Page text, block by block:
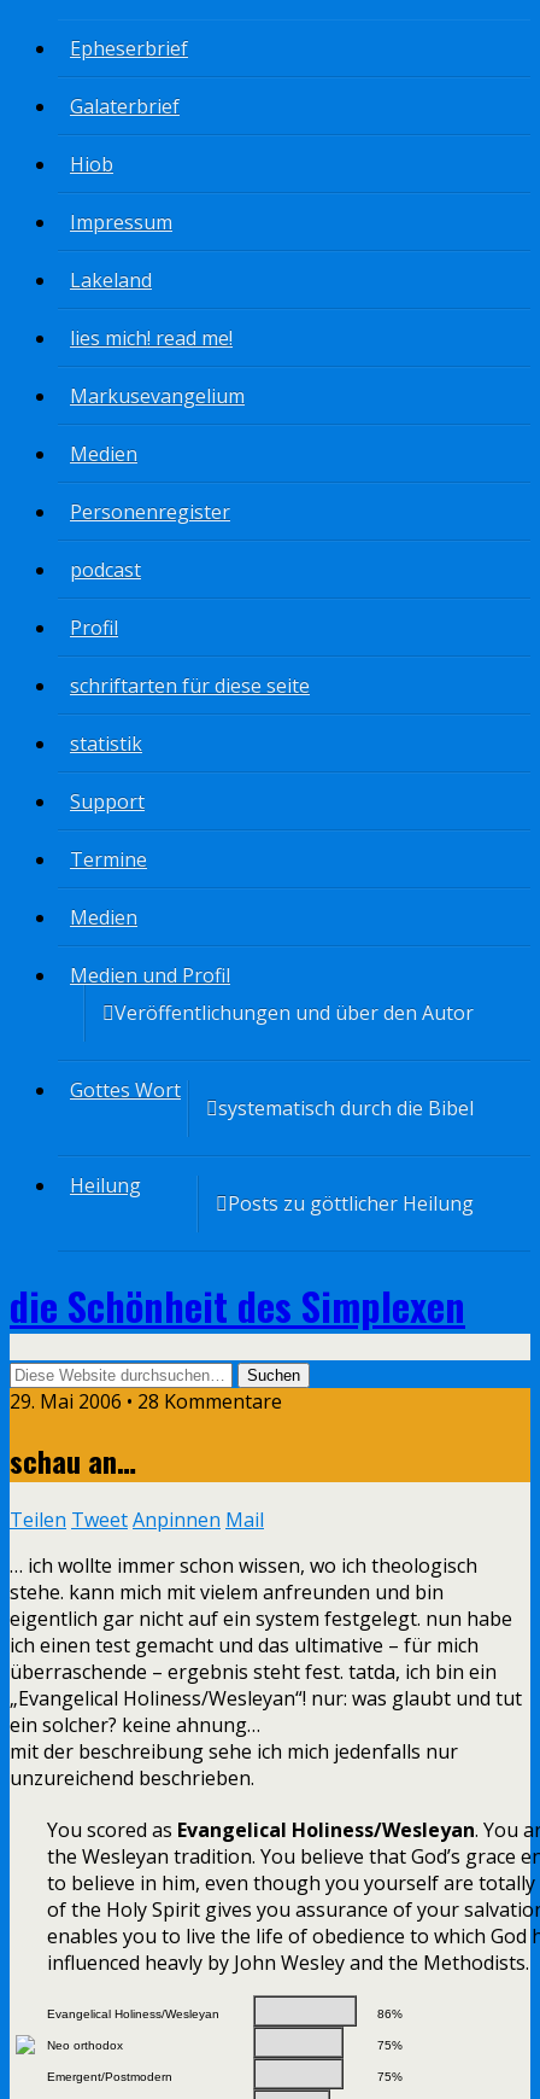
Epheserbrief
Galaterbrief
Hiob
Impressum
Lakeland
lies mich! read me!
Markusevangelium
Medien
Personenregister
podcast
Profil
schriftarten für diese seite
statistik
Support
Termine
Medien
Medien und Profil
Veröffentlichungen und über den Autor
Gottes Wort
systematisch durch die Bibel
Heilung
Posts zu göttlicher Heilung
die Schönheit des Simplexen
29. Mai 2006 • 28 Kommentare
schau an…
Teilen TweetAnpinnen Mail
… ich wollte immer schon wissen, wo ich theologisch
stehe. kann mich mit vielem anfreunden und bin
eigentlich gar nicht auf ein system festgelegt. nun habe
ich einen test gemacht und das ultimative – für mich
überraschende – ergebnis steht fest. tatda, ich bin ein
„Evangelical Holiness/Wesleyan“! nur: was glaubt und tut
ein solcher? keine ahnung…
mit der beschreibung sehe ich mich jedenfalls nur
unzureichend beschrieben.
You scored as Evangelical Holiness/Wesleyan. You
the Wesleyan tradition. You believe that God’s grace
to believe in him, even though you yourself are
of the Holy Spirit gives you assurance of your
enables you to live the life of obedience to which God
influenced heavly by John Wesley and the Methodists.
Evangelical Holiness/Wesleyan 86%
Neo orthodox 75%
Emergent/Postmodern 75%